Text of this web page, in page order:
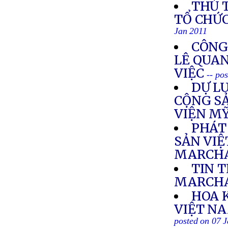
THỦ
TỔ
Jan 2011
LÊ
VIỆC --
DỰ
CỘNG
VIỆN
SẢN
TIN
HOA
VIỆT
posted on 07